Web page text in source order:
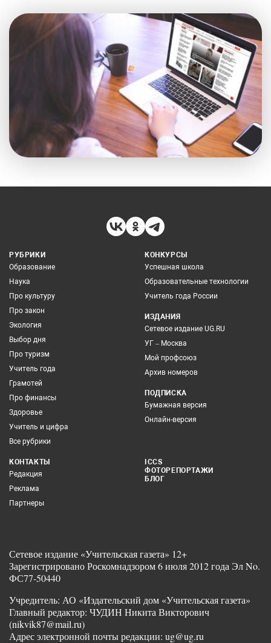
РУБРИКИ
Образование
Наука
Про культуру
Про закон
Экология
Выбор дня
Про туризм
Учитель года
Грамотей
Про финансы
Здоровье
Учитель и цифра
Все рубрики
КОНКУРСЫ
Успешная школа
Образовательные технологии
Учитель года России
ИЗДАНИЯ
Сетевое издание UG.RU
УГ – Москва
Мой профсоюз
Архив номеров
ПОДПИСКА
Бумажная версия
Онлайн-версия
КОНТАКТЫ
Редакция
Реклама
Партнеры
ICCS
ФОТОРЕПОРТАЖИ
БЛОГ
Сетевое издание «Учительская газета» 12+
Зарегистрировано Роскомнадзором 6 июля 2012 года Эл No.
ФС77-50440
Учредитель: АО «Издательский дом «Учительская газета»
Главный редактор: ЧУДИН Никита Викторович
(nikvik87@mail.ru)
Адрес электронной почты редакции: ug@ug.ru